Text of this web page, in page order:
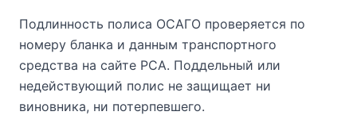
Подлинность полиса ОСАГО проверяется по
номеру бланка и данным транспортного
средства на сайте РСА. Поддельный или
недействующий полис не защищает ни
виновника, ни потерпевшего.